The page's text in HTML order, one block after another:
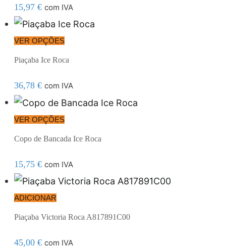
15,97 € com IVA
VER OPÇÕES
Piaçaba Ice Roca
36,78 € com IVA
VER OPÇÕES
Copo de Bancada Ice Roca
15,75 € com IVA
ADICIONAR
Piaçaba Victoria Roca A817891C00
45,00 € com IVA